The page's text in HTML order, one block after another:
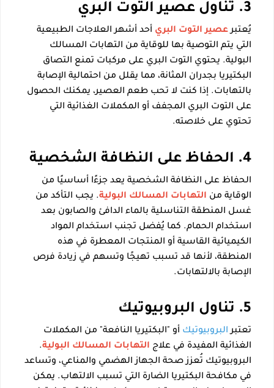
3. تناول عصير التوت البري
يُعتبرعصير التوت البري أحد أشهر العلاجات الطبيعية
التي يتم التوصية بها للوقاية من التهابات المسالك
البولية. يحتوي التوت البري على مركبات تمنع التصاق
البكتيريا بجدران المثانة، مما يقلل من احتمالية الإصابة
بالتهابات. إذا كنت لا تحب طعم العصير، يمكنك الحصول
على التوت البري المجفف أو المكملات الغذائية التي
تحتوي على خلاصته.
4. الحفاظ على النظافة الشخصية
الحفاظ على النظافة الشخصية يعد جزءًا أساسيًا من
الوقاية من التهابات المسالك البولية. يجب التأكد من
غسل المنطقة التناسلية بالماء الدافئ والصابون بعد
استخدام الحمام. كما يُفضل تجنب استخدام المواد
الكيميائية القاسية أو المنتجات المعطرة في هذه
المنطقة، لأنها قد تسبب تهيجًا وتسهم في زيادة فرص
الإصابة بالالتهابات.
5. تناول البروبيوتيك
تعتبرالبروبيوتيك أو "البكتيريا النافعة" من المكملات
الغذائية المفيدة في علاج التهابات المسالك البولية.
البروبيوتيك تُعزز صحة الجهاز الهضمي والمناعي، وتساعد
في مكافحة البكتيريا الضارة التي تسبب الالتهاب. يمكن